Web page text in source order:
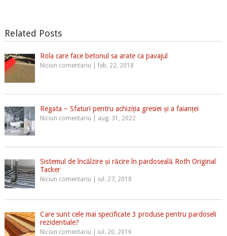
Related Posts
Rola care face betonul sa arate ca pavajul
Niciun comentariu feb. 22, 2018
Regata – Sfaturi pentru achiziția gresiei și a faianței
Niciun comentariu aug. 31, 2022
Sistemul de încălzire și răcire în pardoseală Roth Original
Tacker
Niciun comentariu iul. 27, 2018
Care sunt cele mai specificate 3 produse pentru pardoseli
rezidentiale?
Niciun comentariu iul. 20, 2016